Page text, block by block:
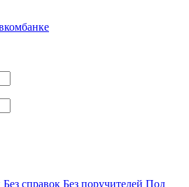
Без справок Без поручителей Под